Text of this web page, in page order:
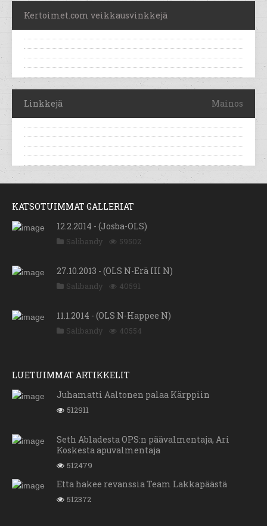
Kertoimet.com veikkausvinkkejä
Linkkejä Mainos
KATSOTUIMMAT GALLERIAT
12.2.2014 - (Josba-OLS)
Salibandy 59502
27.10.2013 - (OLS N-Erä III N)
Salibandy 40591
11.1.2014 - (OLS N-Happee N)
Salibandy 40554
LUETUIMMAT ARTIKKELIT
Juhamatti Aaltonen palaa Kärppiin
512911
Seth Abladesta OPS:n päävalmentaja, Ari
Koskesta apuvalmentaja
512479
Etta hakee revanssia Team Lakkapäästä
512372